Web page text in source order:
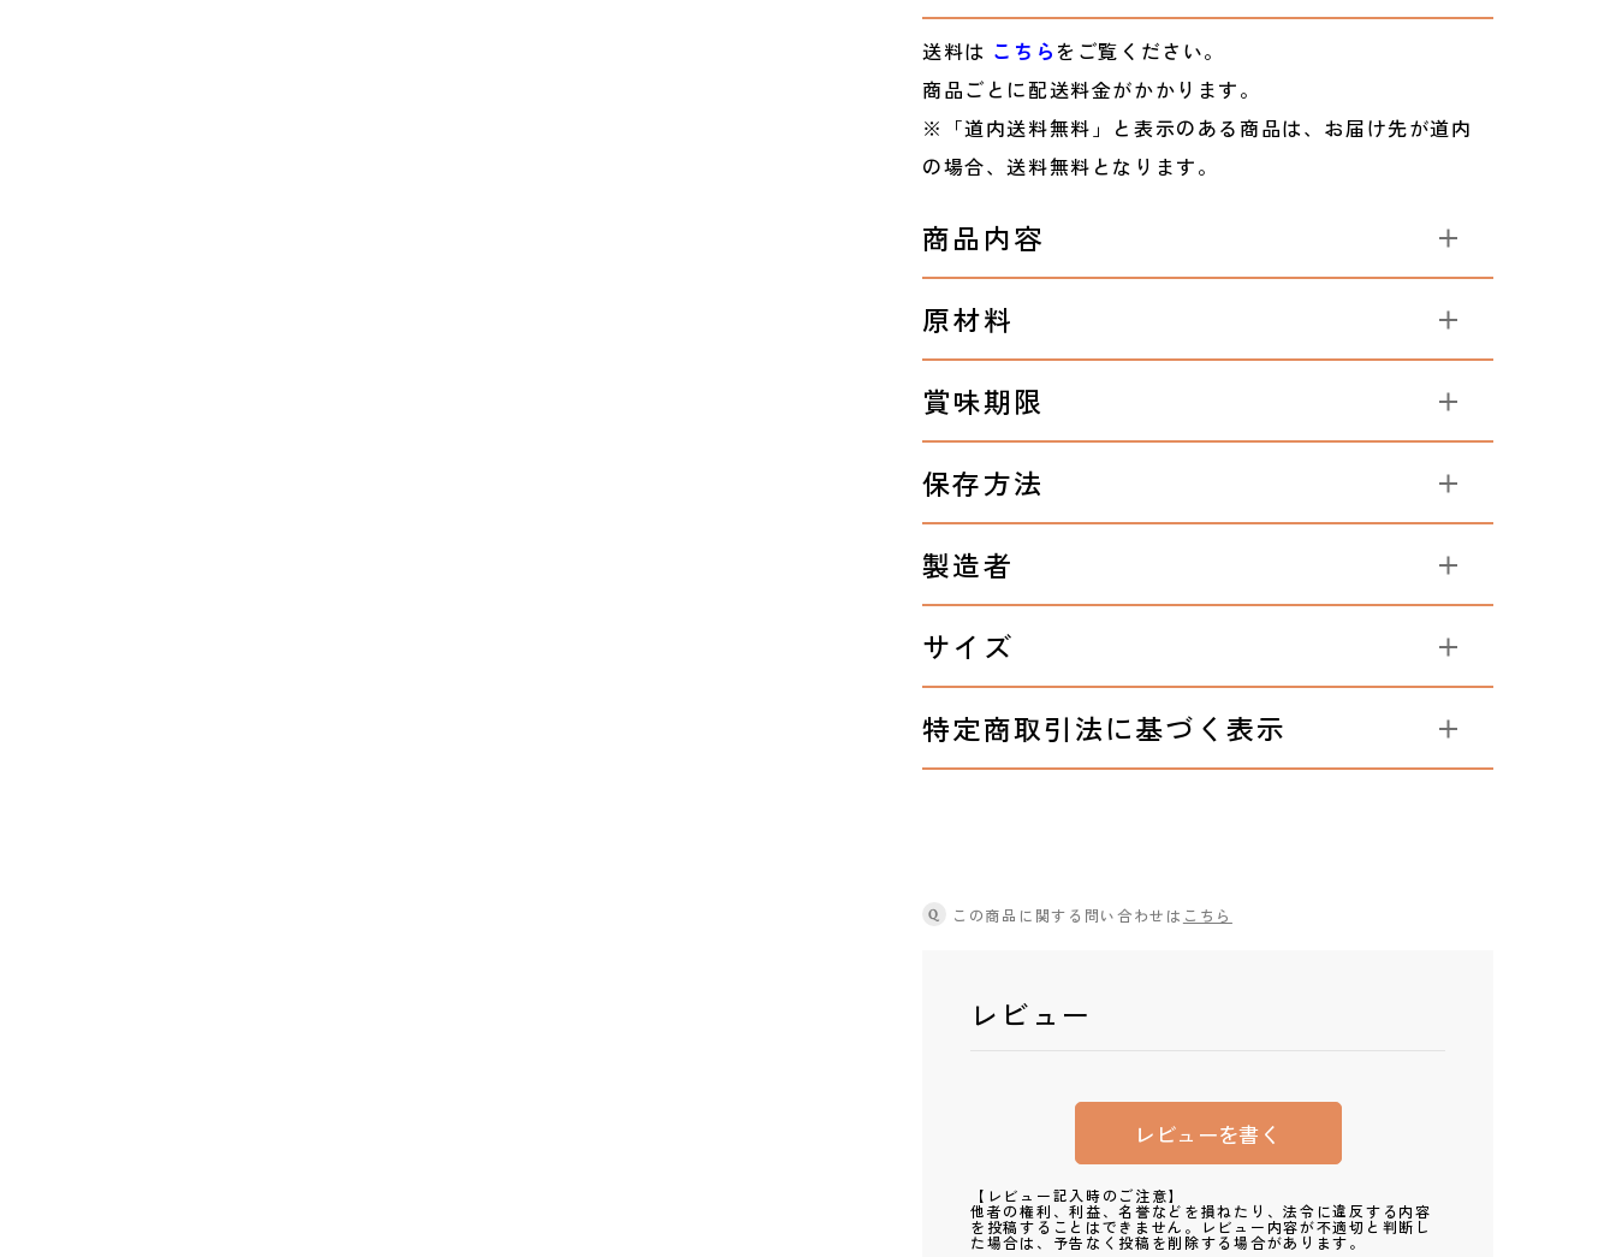
送料は こちら をご覧ください。
商品ごとに配送料金がかかります。
※「道内送料無料」と表示のある商品は、お届け先が道内
の場合、送料無料となります。
商品内容
原材料
賞味期限
保存方法
製造者
サイズ
特定商取引法に基づく表示
Q この商品に関する問い合わせは こちら
レビュー
レビューを書く
【レビュー記入時のご注意】
他者の権利、利益、名誉などを損ねたり、法令に違反する内容
を投稿することはできません。レビュー内容が不適切と判断し
た場合は、予告なく投稿を削除する場合があります。